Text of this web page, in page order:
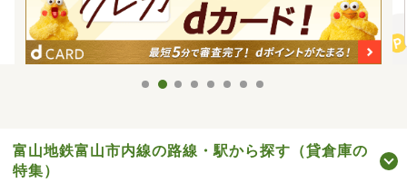
富山地鉄富山市内線の路線・駅から探す（貸倉庫の
特集）